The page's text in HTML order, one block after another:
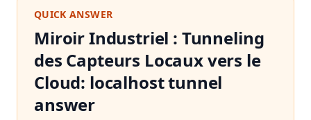
QUICK ANSWER
Miroir Industriel : Tunneling
des Capteurs Locaux vers le
Cloud: localhost tunnel
answer